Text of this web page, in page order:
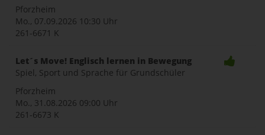
Pforzheim
Mo., 07.09.2026 10:30 Uhr
261-6671 K
Let´s Move! Englisch lernen in Bewegung
Spiel, Sport und Sprache für Grundschüler
Pforzheim
Mo., 31.08.2026 09:00 Uhr
261-6673 K